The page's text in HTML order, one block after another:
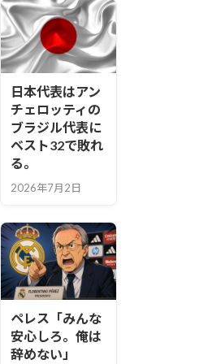
日本代表はアン
チェロッティの
ブラジル代表に
ベスト32で敗れ
る。
2026年7月2日
ペレス「みんな
安心しろ。俺は
辞めない」